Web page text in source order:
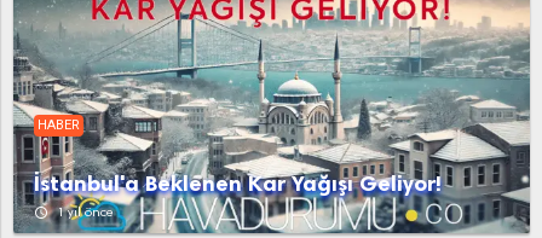
Kızılören Sandıklı Sinanpaşa
Şuhut Sultandağı Tatarlı
Toklucak Yukarıpiribeyli
HABER
İstanbul'a Beklenen Kar Yağışı Geliyor!
access_time 1 yıl önce